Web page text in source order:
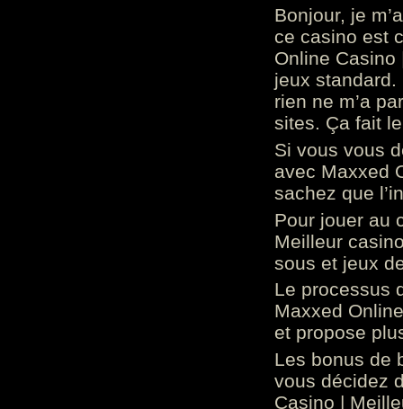
Bonjour, je
ce casino est
Online
jeux standard.
rien ne m’a
sites. Ça fait
Si vous vous
avec Maxxed
sachez que
Pour jouer au
Meilleur
sous et jeux
Le processus
Maxxed
et propose
Les bonus de
vous décidez
Casino |